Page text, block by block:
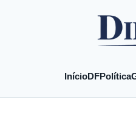
InícioDFPolítica